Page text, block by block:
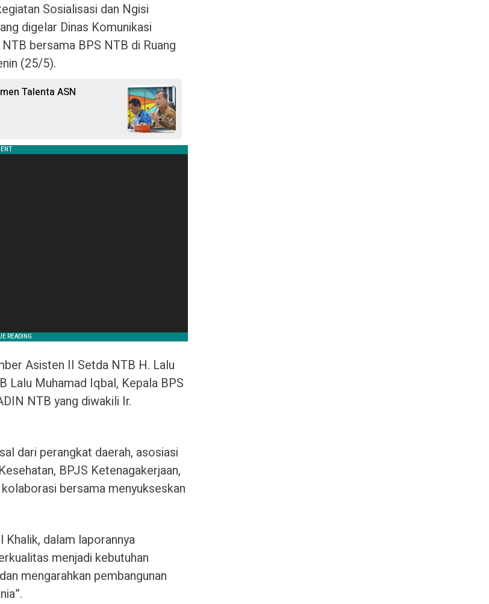
Sosialisasi dan Ngisi
digelar Dinas Komunikasi
bersama BPS NTB di Ruang
(25/5).
Talenta ASN
Asisten II Setda NTB H. Lalu
Lalu Muhamad Iqbal, Kepala BPS
NTB yang diwakili Ir.
dari perangkat daerah, asosiasi
BPJS Ketenagakerjaan,
bersama menyukseskan
Khalik, dalam laporannya
menjadi kebutuhan
mengarahkan pembangunan